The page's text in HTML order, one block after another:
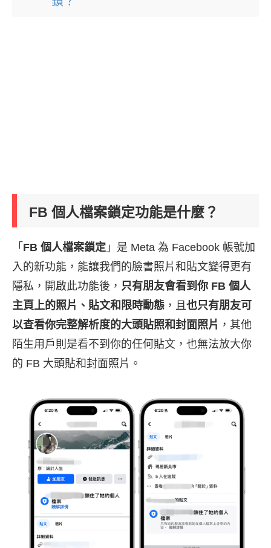
FB 個人檔案鎖定功能是什麼？
「 FB 個人檔案鎖定 」是 Meta 為 Facebook 帳號加
入的新功能，能讓我們的臉書照片和貼文變得更有
隱私，開啟此功能後， 只有朋友會看到你 FB 個人
主頁上的照片、貼文和限時動態 ，且 也只有朋友可
以查看你完整解析度的大頭貼照和封面照片 ，其他
陌生用戶則是看不到你的任何貼文，也無法放大你
的 FB 大頭貼和封面照片。